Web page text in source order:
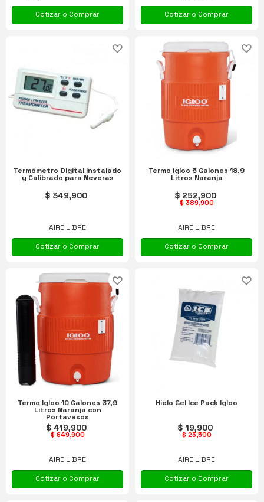
Cotizar o Comprar
Cotizar o Comprar
Termómetro Digital Instalado
y Calibrado para Neveras
$ 349,900
AIRE LIBRE
Cotizar o Comprar
Termo Igloo 5 Galones 18,9
Litros Naranja
$ 252,900
$ 389,900
AIRE LIBRE
Cotizar o Comprar
Termo Igloo 10 Galones 37,9
Litros Naranja con
Portavasos
$ 419,900
$ 649,900
AIRE LIBRE
Cotizar o Comprar
Hielo Gel Ice Pack Igloo
$ 19,900
$ 23,500
AIRE LIBRE
Cotizar o Comprar